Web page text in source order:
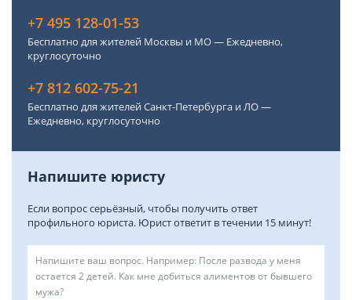
+7 495 128-01-53
Бесплатно для жителей Москвы и МО — Ежедневно,
круглосуточно
+7 812 602-75-21
Бесплатно для жителей Санкт-Петербурга и ЛО —
Ежедневно, круглосуточно
Напишите юристу
Если вопрос серьёзный, чтобы получить ответ
профильного юриста. Юрист ответит в течении 15 минут!